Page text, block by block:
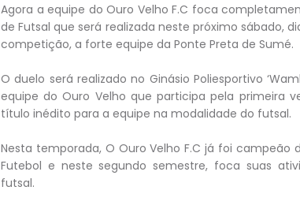
Agora a equipe do Ouro Velho F.C foca
de Futsal que será realizada neste próximo sábado,
competição, a forte equipe da Ponte Preta de Sumé.
O duelo será realizado no Ginásio Poliesportivo
equipe do Ouro Velho que participa pela primeira
título inédito para a equipe na modalidade do futsal.
Nesta temporada, O Ouro Velho F.C já foi campeão
Futebol e neste segundo semestre, foca suas
futsal.